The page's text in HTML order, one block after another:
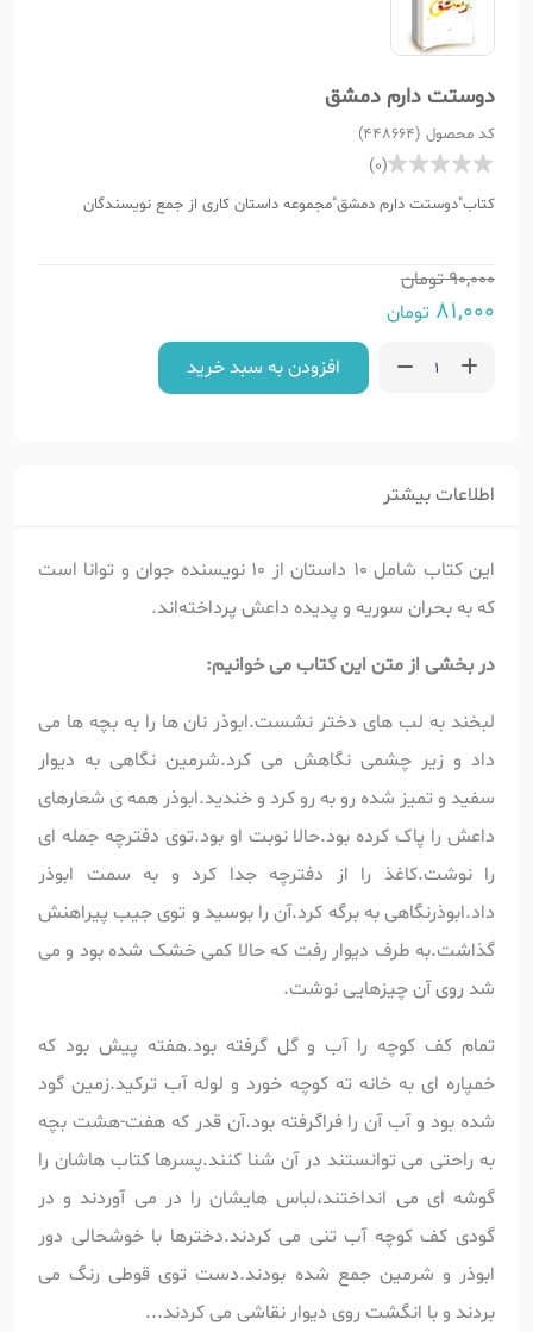
دوستت دارم دمشق
کد محصول (448664)
(0)
کتاب"دوستت دارم دمشق"مجموعه داستان کاری از جمع نویسندگان
90,000تومان
81,000 تومان
افزودن به سبد خرید
اطلاعات بیشتر
این کتاب شامل 10 داستان از 10 نویسنده جوان و توانا است
که به بحران سوریه و پدیده داعش پرداخته‌اند.
در بخشی از متن این کتاب می خوانیم:
لبخند به لب های دختر نشست.ابوذر نان ها را به بچه ها می
داد و زیر چشمی نگاهش می کرد.شرمین نگاهی به دیوار
سفید و تمیز شده رو به رو کرد و خندید.ابوذر همه ی شعارهای
داعش را پاک کرده بود.حالا نوبت او بود.توی دفترچه جمله ای
را نوشت.کاغذ را از دفترچه جدا کرد و به سمت ابوذر
داد.ابوذرنگاهی به برگه کرد.آن را بوسید و توی جیب پیراهنش
گذاشت.به طرف دیوار رفت که حالا کمی خشک شده بود و می
شد روی آن چیزهایی نوشت.
تمام کف کوچه را آب و گل گرفته بود.هفته پیش بود که
خمپاره ای به خانه ته کوچه خورد و لوله آب ترکید.زمین گود
شده بود و آب آن را فراگرفته بود.آن قدر که هفت-هشت بچه
به راحتی می توانستند در آن شنا کنند.پسرها کتاب هاشان را
گوشه ای می انداختند،لباس هایشان را در می آوردند و در
گودی کف کوچه آب تنی می کردند.دخترها با خوشحالی دور
ابوذر و شرمین جمع شده بودند.دست توی قوطی رنگ می
بردند و با انگشت روی دیوار نقاشی می کردند...